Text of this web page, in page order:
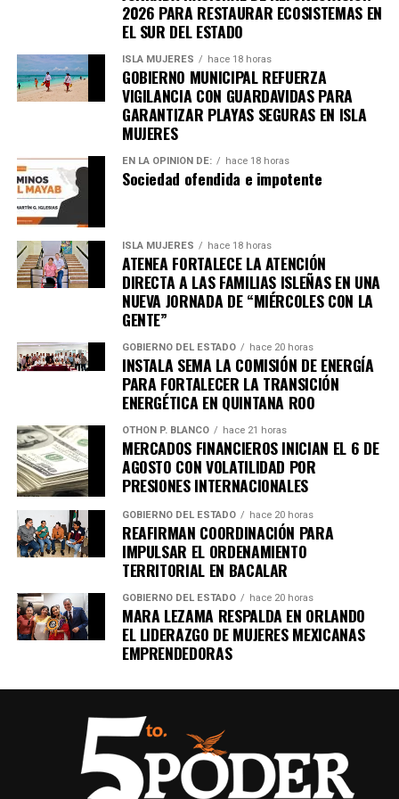
Recibe las noticias al instante
Únete al canal oficial de WhatsApp de
Quinto Podery recibe las noticias más
importantes de Quintana Roo directamente
Unirme al canal de WhatsApp
2026 PARA RESTAURAR ECOSISTEMAS EN
EL SUR DEL ESTADO
ISLA MUJERES hace 18 horas
GOBIERNO MUNICIPAL REFUERZA
VIGILANCIA CON GUARDAVIDAS PARA
GARANTIZAR PLAYAS SEGURAS EN ISLA
MUJERES
EN LA OPINIÓN DE: hace 18 horas
Sociedad ofendida e impotente
ISLA MUJERES hace 18 horas
ATENEA FORTALECE LA ATENCIÓN
DIRECTA A LAS FAMILIAS ISLEÑAS EN UNA
NUEVA JORNADA DE “MIÉRCOLES CON LA
GENTE”
GOBIERNO DEL ESTADO hace 20 horas
INSTALA SEMA LA COMISIÓN DE ENERGÍA
PARA FORTALECER LA TRANSICIÓN
ENERGÉTICA EN QUINTANA ROO
OTHON P. BLANCO hace 21 horas
MERCADOS FINANCIEROS INICIAN EL 6 DE
AGOSTO CON VOLATILIDAD POR
PRESIONES INTERNACIONALES
GOBIERNO DEL ESTADO hace 20 horas
REAFIRMAN COORDINACIÓN PARA
IMPULSAR EL ORDENAMIENTO
TERRITORIAL EN BACALAR
GOBIERNO DEL ESTADO hace 20 horas
MARA LEZAMA RESPALDA EN ORLANDO
EL LIDERAZGO DE MUJERES MEXICANAS
EMPRENDEDORAS